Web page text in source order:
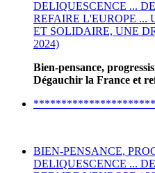
DELIQUESCENCE ...
REFAIRE L'EUROPE ...
ET SOLIDAIRE, UNE
2024)
Bien-pensance,
Dégauchir la France et
BIEN-PENSANCE,
DELIQUESCENCE ...